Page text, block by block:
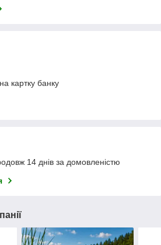
картку банку
14 днів за домовленістю